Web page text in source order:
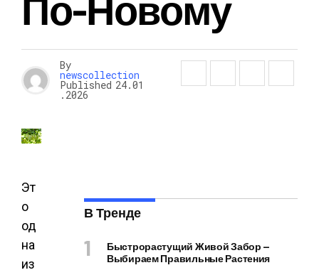
By
newscollection
Published 24.01
.2026
Эт
о
од
на
из
В Тренде
Быстрорастущий Живой Забор —
Выбираем Правильные Растения